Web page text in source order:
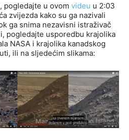
pogledajte u ovom videu u 2:03
zvijezda kako su ga nazivali
ga snima nezavisni istraživač
pogledajte usporedbu krajolika
NASA i krajolika kanadskog
ili na sljedećim slikama: